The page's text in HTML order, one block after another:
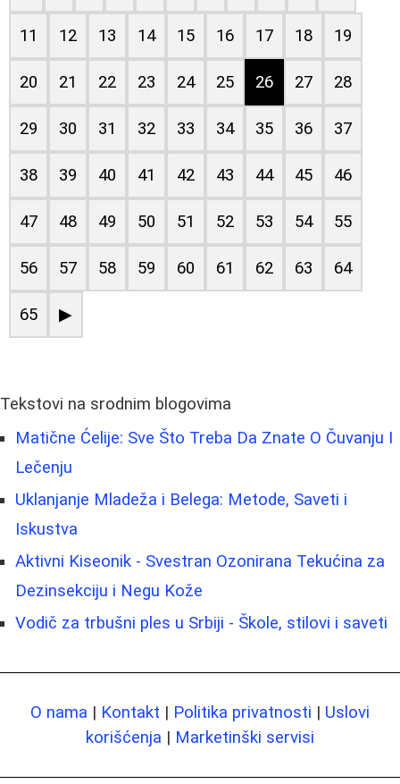
11 12 13 14 15 16 17 18 19
20 21 22 23 24 25 26 27 28
29 30 31 32 33 34 35 36 37
38 39 40 41 42 43 44 45 46
47 48 49 50 51 52 53 54 55
56 57 58 59 60 61 62 63 64
65 ▶
Tekstovi na srodnim blogovima
Matične Ćelije: Sve Što Treba Da Znate O Čuvanju I
Lečenju
Uklanjanje Mladeža i Belega: Metode, Saveti i
Iskustva
Aktivni Kiseonik - Svestran Ozonirana Tekućina za
Dezinsekciju i Negu Kože
Vodič za trbušni ples u Srbiji - Škole, stilovi i saveti
O nama | Kontakt | Politika privatnosti | Uslovi
korišćenja | Marketinški servisi